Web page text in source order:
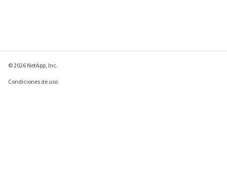
© 2026 NetApp, Inc.
Condiciones de uso